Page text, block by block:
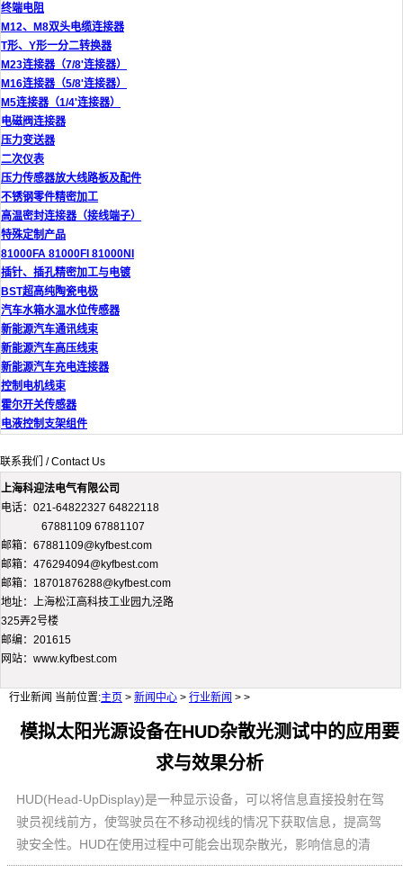
终端电阻
M12、M8双头电缆连接器
T形、Y形一分二转换器
M23连接器（7/8'连接器）
M16连接器（5/8'连接器）
M5连接器（1/4'连接器）
电磁阀连接器
压力变送器
二次仪表
压力传感器放大线路板及配件
不锈钢零件精密加工
高温密封连接器（接线端子）
特殊定制产品
81000FA 81000FI 81000NI
插针、插孔精密加工与电镀
BST超高纯陶瓷电极
汽车水箱水温水位传感器
新能源汽车通讯线束
新能源汽车高压线束
新能源汽车充电连接器
控制电机线束
霍尔开关传感器
电液控制支架组件
联系我们 / Contact Us
上海科迎法电气有限公司
电话：021-64822327 64822118
67881109 67881107
邮箱：67881109@kyfbest.com
邮箱：476294094@kyfbest.com
邮箱：18701876288@kyfbest.com
地址：上海松江高科技工业园九泾路
325弄2号楼
邮编：201615
网站：www.kyfbest.com
行业新闻 当前位置:主页 > 新闻中心 > 行业新闻 > >
模拟太阳光源设备在HUD杂散光测试中的应用要
求与效果分析
HUD(Head-UpDisplay)是一种显示设备，可以将信息直接投射在驾
驶员视线前方，使驾驶员在不移动视线的情况下获取信息，提高驾
驶安全性。HUD在使用过程中可能会出现杂散光，影响信息的清